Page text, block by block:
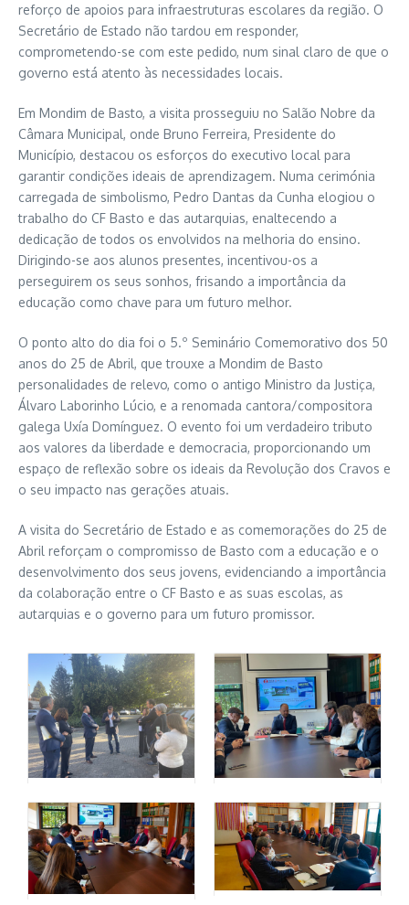
reforço de apoios para infraestruturas escolares da região. O
Secretário de Estado não tardou em responder,
comprometendo-se com este pedido, num sinal claro de que o
governo está atento às necessidades locais.
Em Mondim de Basto, a visita prosseguiu no Salão Nobre da
Câmara Municipal, onde Bruno Ferreira, Presidente do
Município, destacou os esforços do executivo local para
garantir condições ideais de aprendizagem. Numa cerimónia
carregada de simbolismo, Pedro Dantas da Cunha elogiou o
trabalho do CF Basto e das autarquias, enaltecendo a
dedicação de todos os envolvidos na melhoria do ensino.
Dirigindo-se aos alunos presentes, incentivou-os a
perseguirem os seus sonhos, frisando a importância da
educação como chave para um futuro melhor.
O ponto alto do dia foi o 5.º Seminário Comemorativo dos 50
anos do 25 de Abril, que trouxe a Mondim de Basto
personalidades de relevo, como o antigo Ministro da Justiça,
Álvaro Laborinho Lúcio, e a renomada cantora/compositora
galega Uxía Domínguez. O evento foi um verdadeiro tributo
aos valores da liberdade e democracia, proporcionando um
espaço de reflexão sobre os ideais da Revolução dos Cravos e
o seu impacto nas gerações atuais.
A visita do Secretário de Estado e as comemorações do 25 de
Abril reforçam o compromisso de Basto com a educação e o
desenvolvimento dos seus jovens, evidenciando a importância
da colaboração entre o CF Basto e as suas escolas, as
autarquias e o governo para um futuro promissor.